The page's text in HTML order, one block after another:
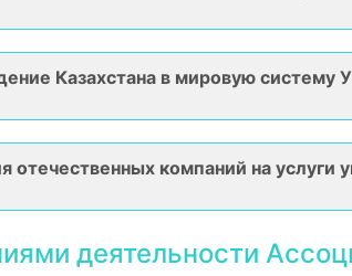
Казахстана в мировую систему
отечественных компаний на услуги
деятельности